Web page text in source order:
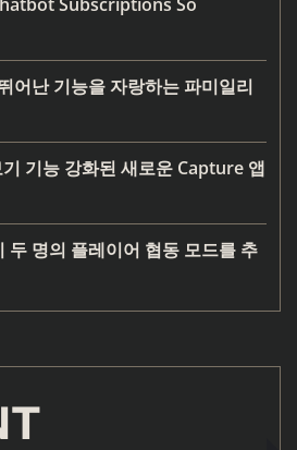
어난 기능을 자랑하는 파미일리
기능 강화된 새로운 Capture 앱
두 명의 플레이어 협동 모드를 추